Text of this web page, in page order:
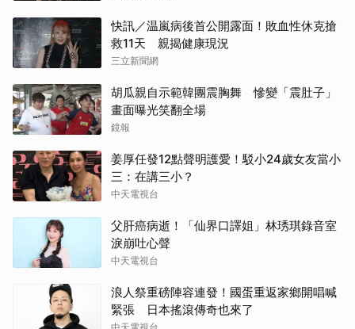
快訊／温嵐病後首公開露面！敗血性休克搶
救11天 親揭健康現況
三立新聞網
胡瓜親自示範韓團震胸舞 慘變「震肚子」
畫面曝光笑翻全場
鏡報
姜厚任發12點聲明護愛！駁小24歲女友當小
三：在講三小？
中天電視台
父肝癌病逝！「仙界口譯姐」林琇琪錄音室
淚崩吐心聲
中天電視台
浪人祭重磅陣容連發！國蛋重返家鄉開唱喊
緊張 日本搖滾傳奇也來了